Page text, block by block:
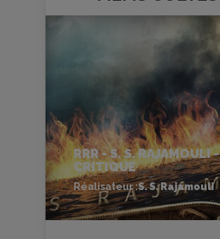
RRR - S. S. RAJAMOULI -
CRITIQUE
Réalisateur :S. S. Rajamouli